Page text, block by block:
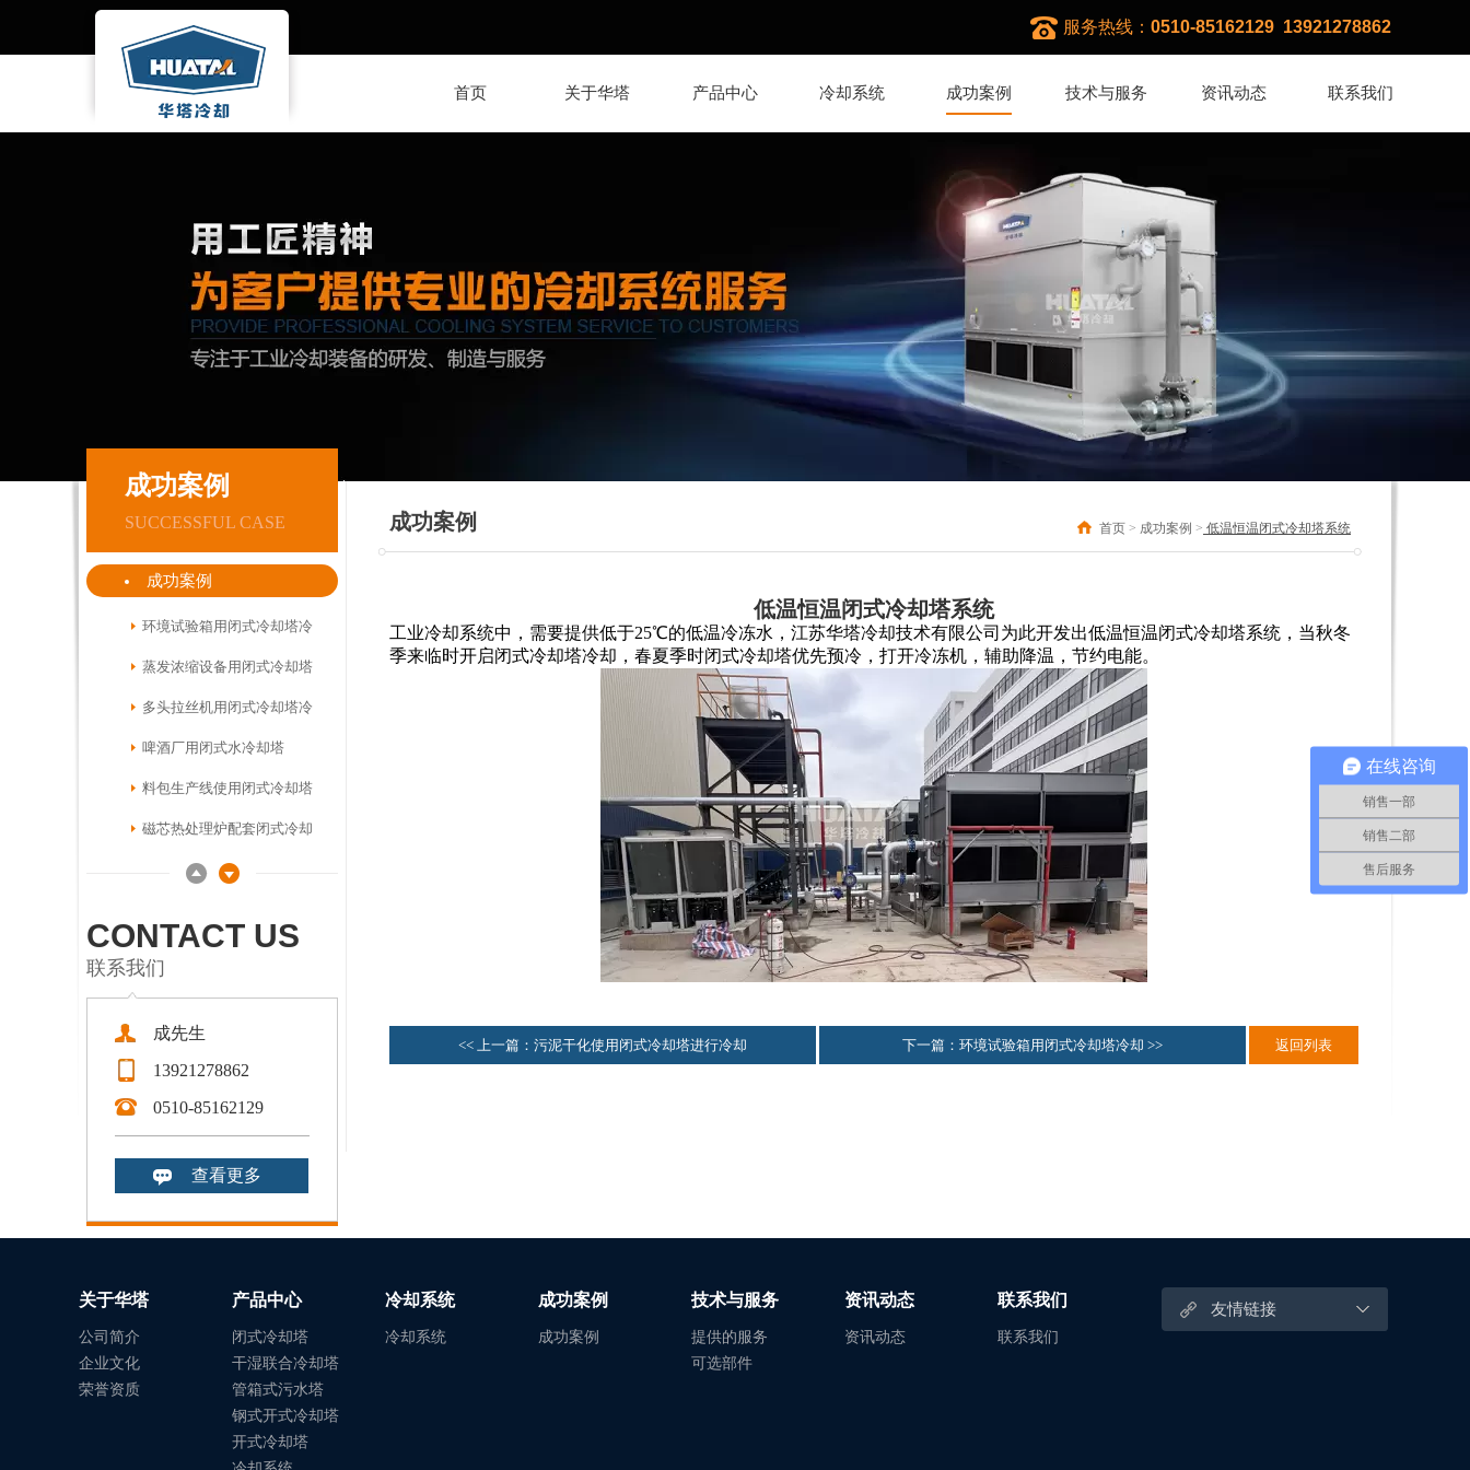
服务热线： 0510-85162129 13921278862
首页 关于华塔 产品中心 冷却系统 成功案例 技术与服务 资讯动态 联系我们
成功案例
SUCCESSFUL CASE
成功案例
行冷却
低温恒温闭式冷却塔系统
环境试验箱用闭式冷却塔冷
却
蒸发浓缩设备用闭式冷却塔
多头拉丝机用闭式冷却塔冷
却
啤酒厂用闭式水冷却塔
料包生产线使用闭式冷却塔
磁芯热处理炉配套闭式冷却
真空镀膜机用闭式冷却塔系
甲基硅油用闭式冷却塔系统
高温闭式冷却塔
真空雾化炉、增材行业用闭
式冷却塔系统
制氢站用闭式冷却塔系统
用闭式冷却塔冷却
沉积炉炭化炉用闭式冷却塔
系统
安徽空压机冷却用闭式冷却
制醋厂使用闭式冷却塔系统
中央空调冷却用闭式冷却塔
CONTACT US
联系我们
成先生
13921278862
0510-85162129
查看更多
成功案例 首页 > 成功案例 > 低温恒温闭式冷却塔系统
低温恒温闭式冷却塔系统
工业冷却系统中，需要提供低于25℃的低温冷冻水，江苏华塔冷却技术有限公司为此开发出低温恒温闭式冷却塔系统，当秋冬
季来临时开启闭式冷却塔冷却，春夏季时闭式冷却塔优先预冷，打开冷冻机，辅助降温，节约电能。
<< 上一篇：污泥干化使用闭式冷却塔进行冷却 下一篇：环境试验箱用闭式冷却塔冷却 >> 返回列表
关于华塔
公司简介
企业文化
荣誉资质
产品中心
闭式冷却塔
干湿联合冷却塔
管箱式污水塔
钢式开式冷却塔
开式冷却塔
冷却系统
冷却系统
成功案例
成功案例
技术与服务
提供的服务
可选部件
资讯动态
资讯动态
联系我们
联系我们
友情链接
在线咨询
销售一部
销售二部
售后服务